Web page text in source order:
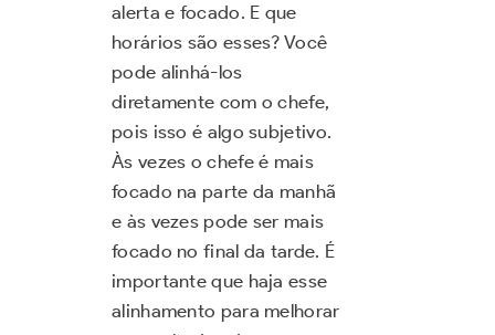
alerta e focado. E que
horários são esses? Você
pode alinhá-los
diretamente com o chefe,
pois isso é algo subjetivo.
Às vezes o chefe é mais
focado na parte da manhã
e às vezes pode ser mais
focado no final da tarde. É
importante que haja esse
alinhamento para melhorar